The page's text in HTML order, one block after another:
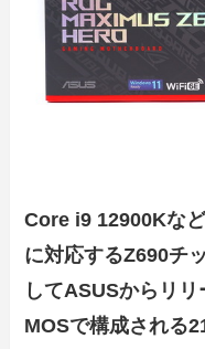
Core i9 12900Kな
に対応するZ690チ
してASUSからリ
MOSで構成される